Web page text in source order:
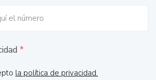
*
la política de privacidad.